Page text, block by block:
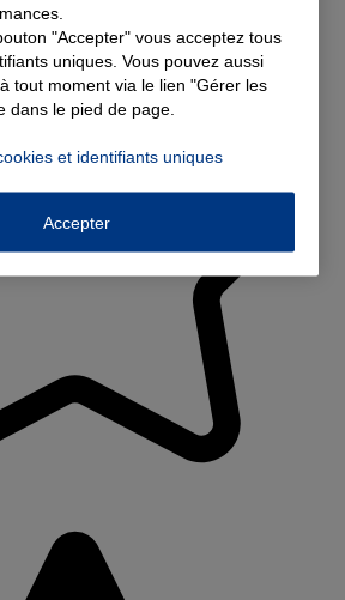
"Accepter" vous acceptez tous
uniques. Vous pouvez aussi
tout moment via le lien "Gérer les
dans le pied de page.
et identifiants uniques
Accepter